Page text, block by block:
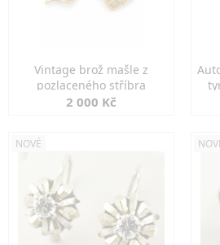
Vintage brož mašle z
pozlaceného stříbra
2 000 Kč
NOVÉ